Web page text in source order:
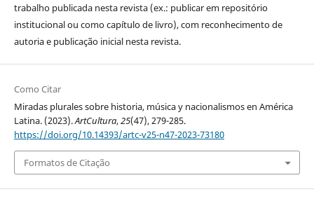
trabalho publicada nesta revista (ex.: publicar em repositório
institucional ou como capítulo de livro), com reconhecimento de
autoria e publicação inicial nesta revista.
Como Citar
Miradas plurales sobre historia, música y nacionalismos en América
Latina. (2023).ArtCultura,25(47), 279-285.
https://doi.org/10.14393/artc-v25-n47-2023-73180
Formatos de Citação